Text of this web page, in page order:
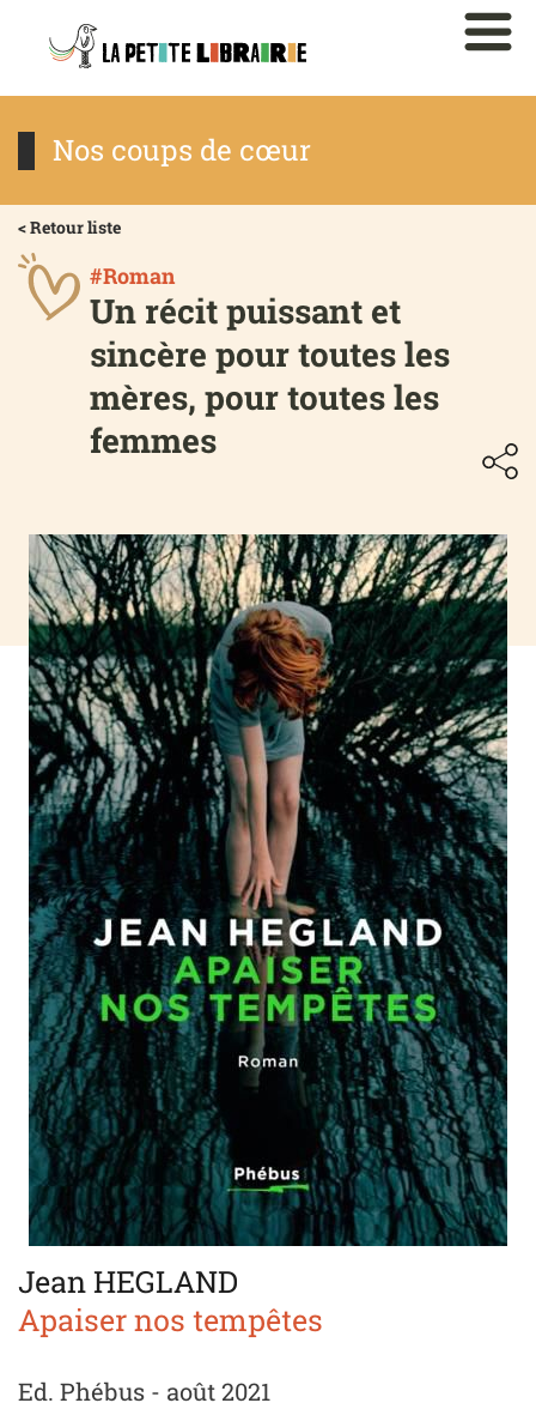
Nos coups de cœur
< Retour liste
#Roman
Un récit puissant et
sincère pour toutes les
mères, pour toutes les
femmes
Jean HEGLAND
Apaiser nos tempêtes
Ed. Phébus - août 2021